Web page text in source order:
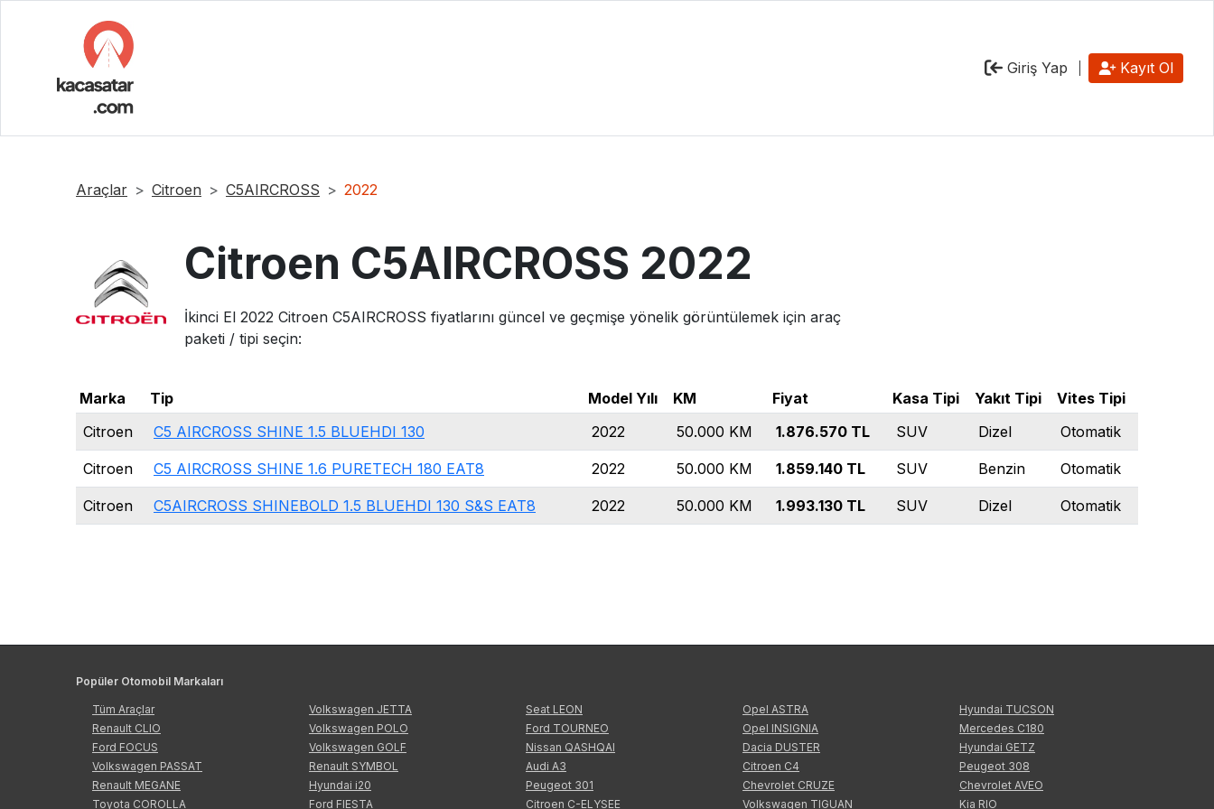
Giriş Yap Kayıt Ol
Araçlar Citroen C5AIRCROSS 2022
Citroen C5AIRCROSS 2022
İkinci El 2022 Citroen C5AIRCROSS fiyatlarını güncel ve geçmişe yönelik görüntülemek için araç
paketi / tipi seçin:
Marka Tip Model Yılı KM Fiyat Kasa Tipi Yakıt Tipi
Vites Tipi
Citroen
C5 AIRCROSS SHINE 1.5 BLUEHDI 130 2022 50.000 KM 1.876.570 TL SUV Dizel Otomatik
Citroen C5 AIRCROSS SHINE 1.6 PURETECH 180 EAT8 2022 50.000 KM 1.859.140 TL SUV Benzin Otomatik
Citroen C5AIRCROSS SHINEBOLD 1.5 BLUEHDI 130 S&S EAT8 2022 50.000 KM 1.993.130 TL SUV Dizel Otomatik
Popüler Otomobil Markaları
Tüm Araçlar
Renault CLIO
Ford FOCUS
Volkswagen PASSAT
Renault MEGANE
Toyota COROLLA
Volkswagen JETTA
Volkswagen POLO
Volkswagen GOLF
Renault SYMBOL
Hyundai i20
Ford FIESTA
Seat LEON
Ford TOURNEO
Nissan QASHQAI
Audi A3
Peugeot 301
Citroen C-ELYSEE
Opel ASTRA
Opel INSIGNIA
Dacia DUSTER
Citroen C4
Chevrolet CRUZE
Volkswagen TIGUAN
Hyundai TUCSON
Mercedes C180
Hyundai GETZ
Peugeot 308
Chevrolet AVEO
Kia RIO